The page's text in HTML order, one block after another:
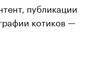
публикации
котиков —